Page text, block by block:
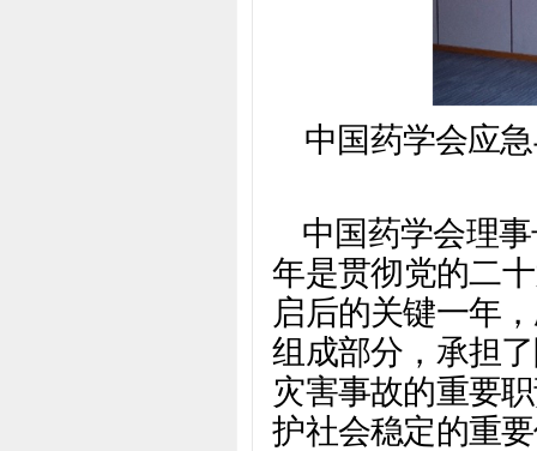
中国药学会应
中国药学会理
年是贯彻党的二
启后的关键一年
组成部分，承担
灾害事故的重要
护社会稳定的重